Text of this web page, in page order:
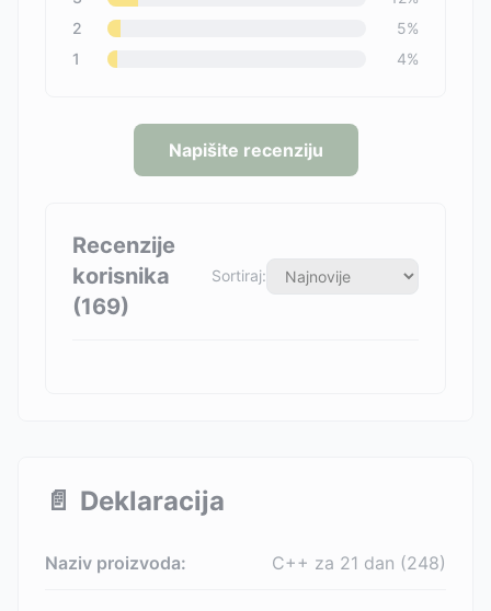
2
5%
1
4%
Napišite recenziju
Recenzije
korisnika
(169)
Sortiraj:
📄 Deklaracija
Naziv proizvoda: C++ za 21 dan (248)